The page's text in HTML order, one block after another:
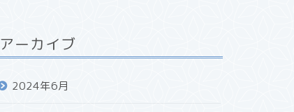
アーカイブ
2024年6月